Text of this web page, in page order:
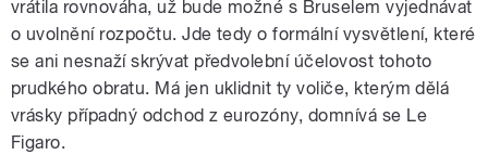
vrátila rovnováha, už bude možné s Bruselem vyjednávat
o uvolnění rozpočtu. Jde tedy o formální vysvětlení, které
se ani nesnaží skrývat předvolební účelovost tohoto
prudkého obratu. Má jen uklidnit ty voliče, kterým dělá
vrásky případný odchod z eurozóny, domnívá se Le
Figaro.